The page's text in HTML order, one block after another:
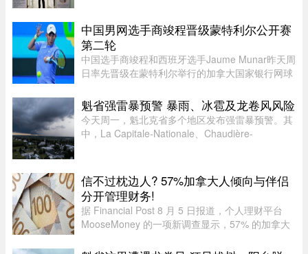
美狠话少了许多，火药味也 ...
中国男网选手商竣程晋级蒙特利尔公开赛
第二轮
中国选手商竣程和西班牙选手Jaume Munar昨天周
日率先晋级在蒙特利尔举行的加拿大国家银行网球
降雨让赛事安排受到严重影响。世界排名第270位
的商竣程以6比3、6比3击败巴 ...
魁省强雷暴预警 暴雨、冰雹及龙卷风风险
今天周一，魁北克省多个地区发布强雷暴预警。其
中，La Capitale-Nationale、Chaudière-
醒：“今天下午至今晚，天气条件有 ...
信不过枕边人? 57%加拿大人倾向与伴侣
分开管理财务!
据 Financial Post 8 月 5 日报道，个人理财平台
MooseMoney 的一项新调查显示，57% 的加拿大